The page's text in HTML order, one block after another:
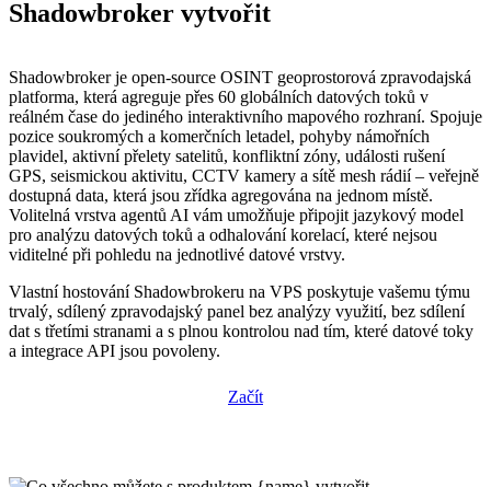
Shadowbroker vytvořit
Shadowbroker je open-source OSINT geoprostorová zpravodajská
platforma, která agreguje přes 60 globálních datových toků v
reálném čase do jediného interaktivního mapového rozhraní. Spojuje
pozice soukromých a komerčních letadel, pohyby námořních
plavidel, aktivní přelety satelitů, konfliktní zóny, události rušení
GPS, seismickou aktivitu, CCTV kamery a sítě mesh rádií – veřejně
dostupná data, která jsou zřídka agregována na jednom místě.
Volitelná vrstva agentů AI vám umožňuje připojit jazykový model
pro analýzu datových toků a odhalování korelací, které nejsou
viditelné při pohledu na jednotlivé datové vrstvy.
Vlastní hostování Shadowbrokeru na VPS poskytuje vašemu týmu
trvalý, sdílený zpravodajský panel bez analýzy využití, bez sdílení
dat s třetími stranami a s plnou kontrolou nad tím, které datové toky
a integrace API jsou povoleny.
Začít